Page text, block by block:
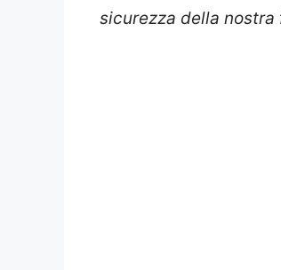
sicurezza della nostra